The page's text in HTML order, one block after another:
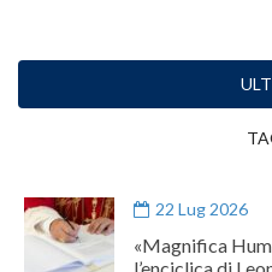
22 Lug 2026
«Magnifica